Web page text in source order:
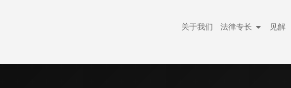
关于我们 法律专长 见解